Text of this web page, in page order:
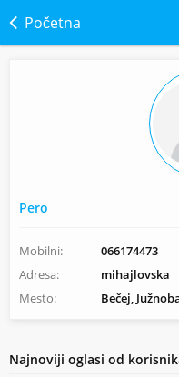
Početna
Pero
Mobilni:
066174473
Adresa:
mihajlovska
Mesto:
Bečej,
Najnoviji oglasi od